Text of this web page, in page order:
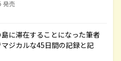
発売
に滞在することになった筆者
ジカルな45日間の記録と記